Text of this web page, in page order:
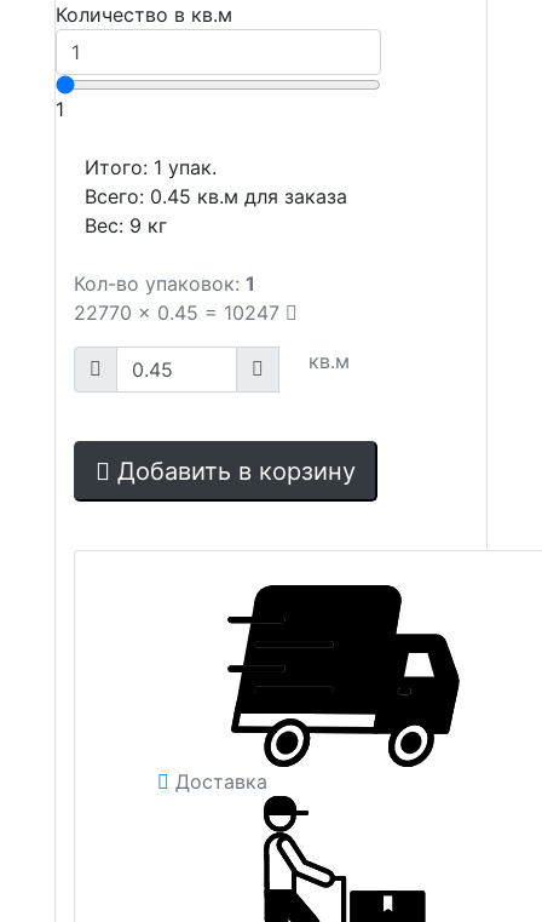
Количество в кв.м
1
Итого: 1 упак.
Всего: 0.45 кв.м для заказа
Вес: 9 кг
Кол-во упаковок: 1
22770 x 0.45 = 10247
кв.м
Добавить в корзину
Доставка